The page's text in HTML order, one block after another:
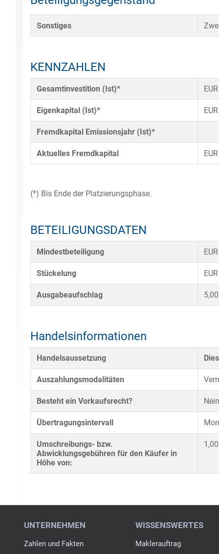
Sonstiges
KENNZAHLEN
Gesamtinvestition (Ist)*
Eigenkapital (Ist)*
Fremdkapital Emissionsjahr (Ist)*
Aktuelles Fremdkapital
(*) Bis Ende der Platzierungsphase.
BETEILIGUNGSDATEN
Mindestbeteiligung
Stückelung
Ausgabeaufschlag
Handelsinformationen
Handelsaussetzung
Auszahlungsmodalitäten
Besteht ein Vorkaufsrecht? Nein
Übertragungsintervall
Umschreibungs- bzw.
Abwicklungsgebühren für den Käufer in
Höhe von: